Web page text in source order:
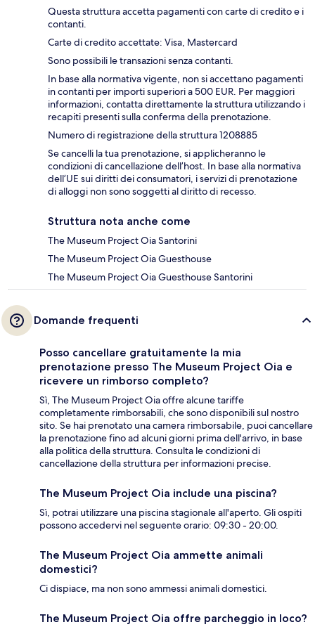
Questa struttura accetta pagamenti con carte di credito e i
contanti.
Carte di credito accettate: Visa, Mastercard
Sono possibili le transazioni senza contanti.
In base alla normativa vigente, non si accettano pagamenti
in contanti per importi superiori a 500 EUR. Per maggiori
informazioni, contatta direttamente la struttura utilizzando i
recapiti presenti sulla conferma della prenotazione.
Numero di registrazione della struttura 1208885
Se cancelli la tua prenotazione, si applicheranno le
condizioni di cancellazione dell’host. In base alla normativa
dell’UE sui diritti dei consumatori, i servizi di prenotazione
di alloggi non sono soggetti al diritto di recesso.
Struttura nota anche come
The Museum Project Oia Santorini
The Museum Project Oia Guesthouse
The Museum Project Oia Guesthouse Santorini
Domande frequenti
Posso cancellare gratuitamente la mia
prenotazione presso The Museum Project Oia e
ricevere un rimborso completo?
Sì, The Museum Project Oia offre alcune tariffe
completamente rimborsabili, che sono disponibili sul nostro
sito. Se hai prenotato una camera rimborsabile, puoi cancellare
la prenotazione fino ad alcuni giorni prima dell'arrivo, in base
alla politica della struttura. Consulta le condizioni di
cancellazione della struttura per informazioni precise.
The Museum Project Oia include una piscina?
Sì, potrai utilizzare una piscina stagionale all'aperto. Gli ospiti
possono accedervi nel seguente orario: 09:30 - 20:00.
The Museum Project Oia ammette animali
domestici?
Ci dispiace, ma non sono ammessi animali domestici.
The Museum Project Oia offre parcheggio in loco?